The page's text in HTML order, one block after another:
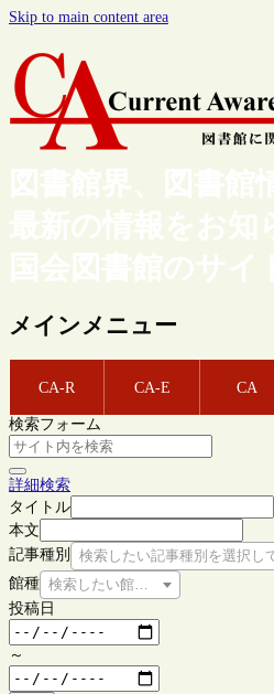
Skip to main content area
図書館界、図書館
最新の情報をお知
国会図書館のサイ
メインメニュー
CA-R CA-E CA
検索フォーム
詳細検索
タイトル
本文
記事種別
検索したい記事種別を選択し
館種 検索したい館種を選択してください
投稿日
～